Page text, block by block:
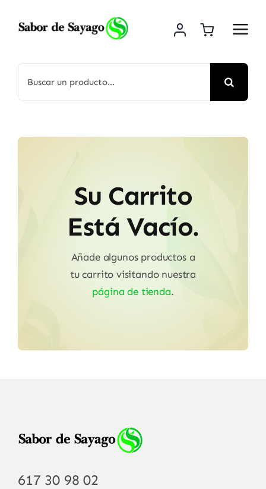
Su Carrito
Está Vacío.
Añade algunos productos a
tu carrito visitando nuestra
página de tienda.
617 30 98 02